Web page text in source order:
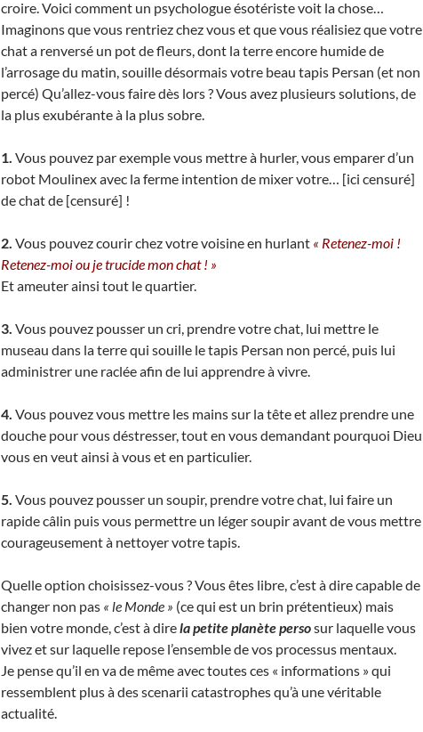
croire. Voici comment un psychologue ésotériste voit la chose…
Imaginons que vous rentriez chez vous et que vous réalisiez que votre
chat a renversé un pot de fleurs, dont la terre encore humide de
l’arrosage du matin, souille désormais votre beau tapis Persan (et non
percé) Qu’allez-vous faire dès lors ? Vous avez plusieurs solutions, de
la plus exubérante à la plus sobre.
1. Vous pouvez par exemple vous mettre à hurler, vous emparer d’un
robot Moulinex avec la ferme intention de mixer votre… [ici censuré]
de chat de [censuré] !
2. Vous pouvez courir chez votre voisine en hurlant « Retenez-moi !
Retenez-moi ou je trucide mon chat ! »
Et ameuter ainsi tout le quartier.
3. Vous pouvez pousser un cri, prendre votre chat, lui mettre le
museau dans la terre qui souille le tapis Persan non percé, puis lui
administrer une raclée afin de lui apprendre à vivre.
4. Vous pouvez vous mettre les mains sur la tête et allez prendre une
douche pour vous déstresser, tout en vous demandant pourquoi Dieu
vous en veut ainsi à vous et en particulier.
5. Vous pouvez pousser un soupir, prendre votre chat, lui faire un
rapide câlin puis vous permettre un léger soupir avant de vous mettre
courageusement à nettoyer votre tapis.
Quelle option choisissez-vous ? Vous êtes libre, c’est à dire capable de
changer non pas « le Monde » (ce qui est un brin prétentieux) mais
bien votre monde, c’est à direla petite planète persosur laquelle vous
vivez et sur laquelle repose l’ensemble de vos processus mentaux.
Je pense qu’il en va de même avec toutes ces « informations » qui
ressemblent plus à des scenarii catastrophes qu’à une véritable
actualité.